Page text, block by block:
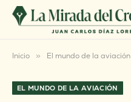
Inicio » El mundo de la aviación
EL MUNDO DE LA AVIACIÓN